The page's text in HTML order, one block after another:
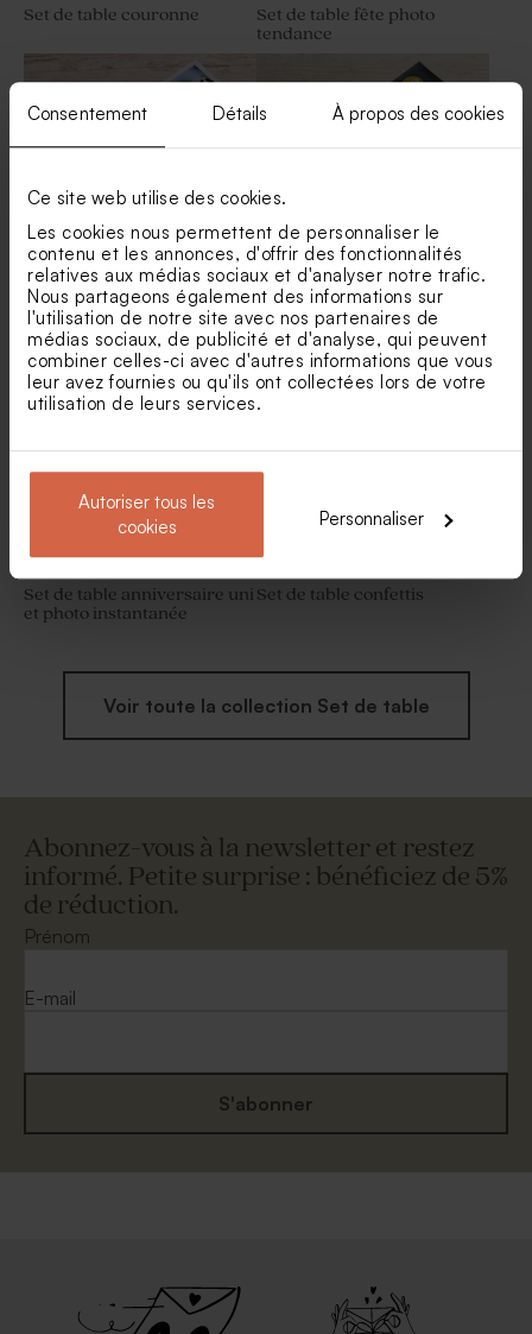
Consentement Détails À propos des cookies
Ce site web utilise des cookies.
Les cookies nous permettent de personnaliser le
contenu et les annonces, d'offrir des fonctionnalités
relatives aux médias sociaux et d'analyser notre trafic.
Nous partageons également des informations sur
l'utilisation de notre site avec nos partenaires de
médias sociaux, de publicité et d'analyse, qui peuvent
combiner celles-ci avec d'autres informations que vous
leur avez fournies ou qu'ils ont collectées lors de votre
utilisation de leurs services.
Autoriser tous les
cookies
Personnaliser
Vaporisateur parfum en
verre vide fête prénom
Cubes de bonbons gélifiés
anniversaire goût poire 750
gr (± 190 ex)
Moulin à vent fête blanc et
son crayon personnalisable
Set de table couronne
Set de table fête photo
tendance
Set de table anniversaire
grande photo
Set de table ardoise et ballon
Set de table anniversaire uni
et photo instantanée
Set de table confettis
Voir toute la collection Set de table
Abonnez-vous à la newsletter et restez
informé. Petite surprise : bénéficiez de 5%
de réduction.
Prénom
E-mail
S'abonner